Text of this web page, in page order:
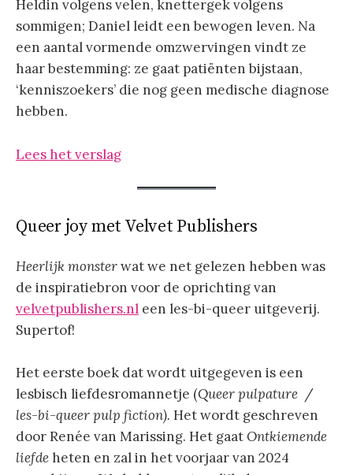
Heldin volgens velen, knettergek volgens
sommigen; Daniel leidt een bewogen leven. Na
een aantal vormende omzwervingen vindt ze
haar bestemming: ze gaat patiënten bijstaan,
‘kenniszoekers’ die nog geen medische diagnose
hebben.
Lees het verslag
Queer joy met Velvet Publishers
Heerlijk monsterwat we net gelezen hebben was
de inspiratiebron voor de oprichting van
velvetpublishers.nl een les-bi-queer uitgeverij.
Supertof!
Het eerste boek dat wordt uitgegeven is een
lesbisch liefdesromannetje (Queer pulpature /
les-bi-queer pulp fiction). Het wordt geschreven
door Renée van Marissing. Het gaatOntkiemende
liefdeheten en zal in het voorjaar van 2024